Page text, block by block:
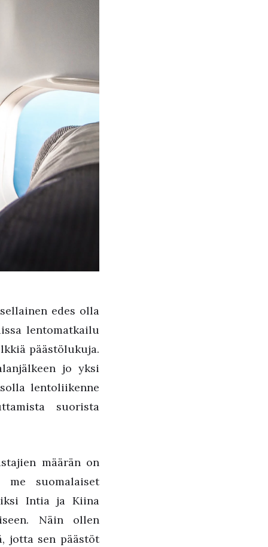
edes olla
lentomatkailu
päästölukuja.
jo yksi
lentoliikenne
suorista
määrän on
suomalaiset
Intia ja Kiina
Näin ollen
jotta sen päästöt